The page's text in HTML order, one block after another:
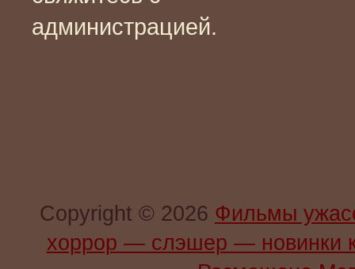
администрацией.
Copyright © 2026 Фильмы
хоррор — слэшер —